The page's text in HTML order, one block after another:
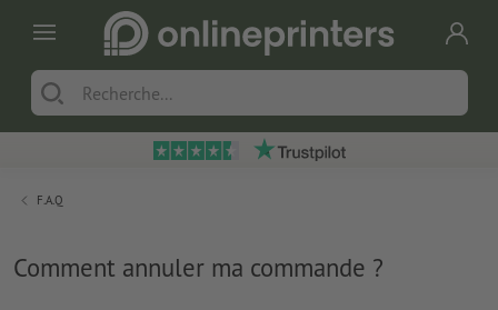
F.A.Q
Comment annuler ma commande ?